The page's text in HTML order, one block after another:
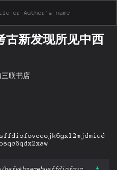
新发现所见中西
联书店